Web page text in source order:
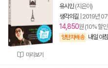
미리보기
유시민(지은이)
생각의길 2019년
14,850원 (10% 할
양탄자배송 내일 아